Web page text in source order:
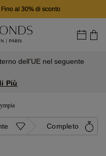
Fino al 30% di sconto
dell'UE nel seguente
Più
Completo